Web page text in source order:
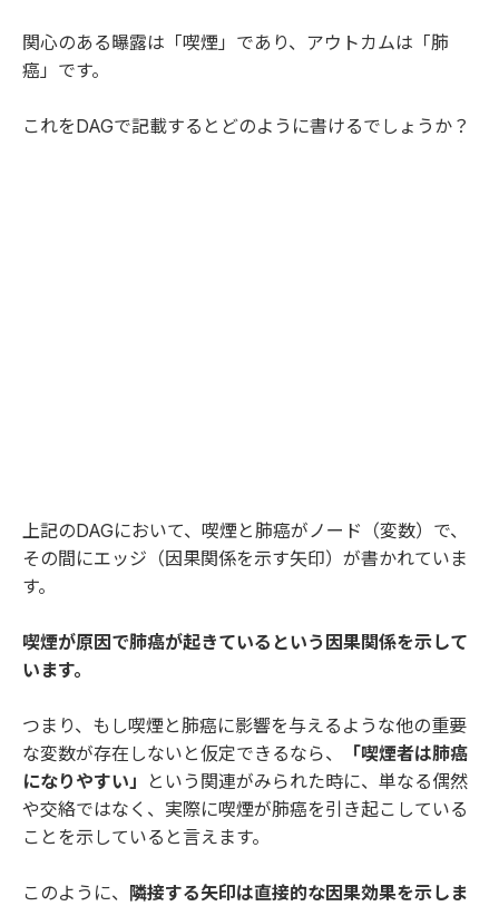
関心のある曝露は「喫煙」であり、アウトカムは「肺
癌」です。
これをDAGで記載するとどのように書けるでしょうか？
上記のDAGにおいて、喫煙と肺癌がノード（変数）で、
その間にエッジ（因果関係を示す矢印）が書かれていま
す。
喫煙が原因で肺癌が起きているという因果関係を示して
います。
つまり、もし喫煙と肺癌に影響を与えるような他の重要
な変数が存在しないと仮定できるなら、
「喫煙者は肺癌
になりやすい」
という関連がみられた時に、単なる偶然
や交絡ではなく、実際に喫煙が肺癌を引き起こしている
ことを示していると言えます。
このように、 隣接する矢印は直接的な因果効果を示しま